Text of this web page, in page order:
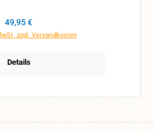
Regulärer Preis:
49,95 €
zzgl. Versandkosten
Details